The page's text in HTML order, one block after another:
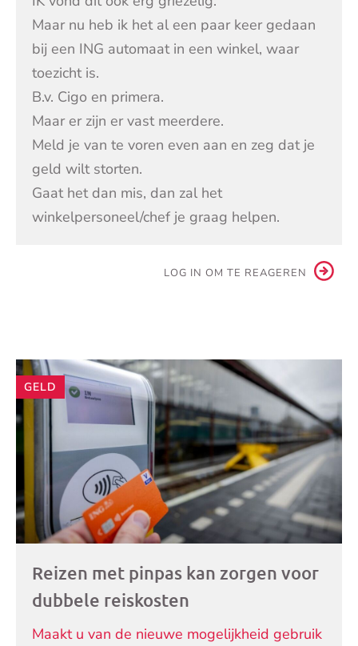
Maar nu heb ik het al een paar keer gedaan
bij een ING automaat in een winkel, waar
toezicht is.
B.v. Cigo en primera.
Maar er zijn er vast meerdere.
Meld je van te voren even aan en zeg dat je
geld wilt storten.
Gaat het dan mis, dan zal het
winkelpersoneel/chef je graag helpen.
LOG IN OM TE REAGEREN
Andere
artikelen
GELD
Reizen met pinpas kan zorgen voor
dubbele reiskosten
Maakt u van de nieuwe mogelijkheid gebruik